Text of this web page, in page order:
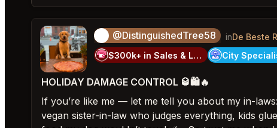
@DistinguishedTree58
$300k+ in Sales & Low Refunds
inDe Beste
HOLIDAY DAMAGE CONTROL 🥃🛍️🔥
If you’re like me — let me tell you about my in-
vegan sister-in-law who judges everything, kids